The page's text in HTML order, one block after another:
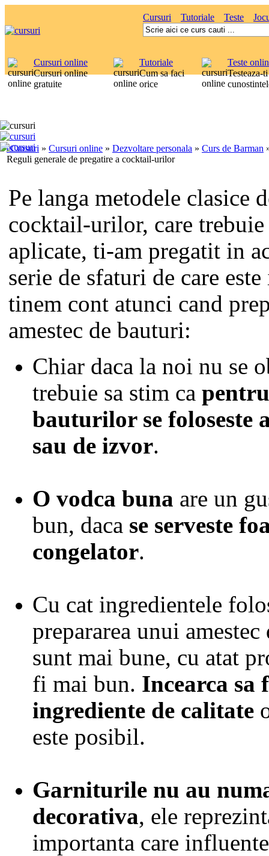
Cursuri Tutoriale Teste
Cursuri online
Cursuri online
gratuite
Tutoriale
Cum sa faci
orice
Teste
Testeaza-ti
eCursuri » Cursuri online » Dezvoltare personala » Curs de Barman
Reguli generale de pregatire a cocktail-urilor
Pe langa metodele clasice
cocktail-urilor, care trebuie
aplicate, ti-am pregatit in
serie de sfaturi de care
tinem cont atunci cand
amestec de bauturi:
Chiar daca la noi nu se
trebuie sa stim ca
bauturilor se foloseste
sau de izvor.
O vodca buna are un
bun, daca se serveste
congelator.
Cu cat ingredientele
prepararea unui
sunt mai bune, cu atat
fi mai bun. Incearca sa
ingrediente de calitate
este posibil.
Garniturile nu au
decorativa, ele
importanta care